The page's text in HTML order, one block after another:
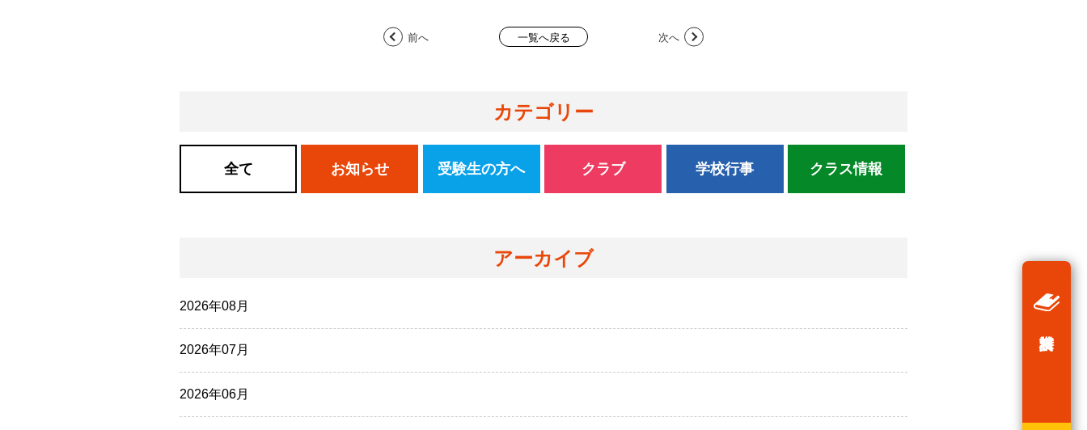
前へ 一覧へ戻る 次へ
カテゴリー
全て お知らせ 受験生の方へ クラブ 学校行事 クラス情報
アーカイブ
2026年08月
2026年07月
2026年06月